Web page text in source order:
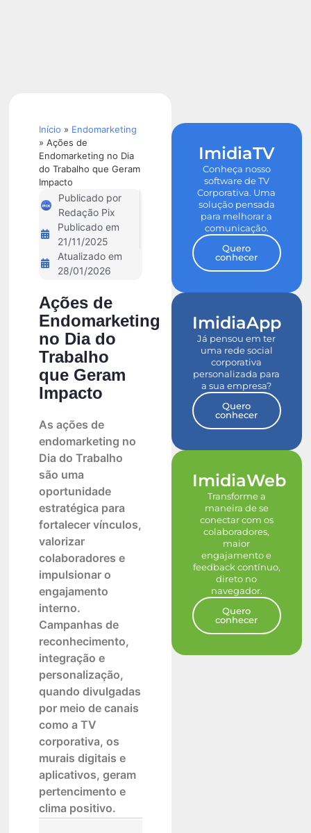
Início » Endomarketing
» Ações de
Endomarketing no Dia
do Trabalho que Geram
Impacto
Publicado por
Redação Pix
Publicado em
21/11/2025
Atualizado em
28/01/2026
Ações de
Endomarketing
no Dia do
Trabalho
que Geram
Impacto
As ações de
endomarketing no
Dia do Trabalho
são uma
oportunidade
estratégica para
fortalecer vínculos,
valorizar
colaboradores e
impulsionar o
engajamento
interno.
Campanhas de
reconhecimento,
integração e
personalização,
quando divulgadas
por meio de canais
como a TV
corporativa, os
murais digitais e
aplicativos, geram
pertencimento e
clima positivo.
ImidiaTV
Conheça nosso
software de TV
Corporativa. Uma
solução pensada
para melhorar a
comunicação.
Quero
conhecer
ImidiaApp
Já pensou em ter
uma rede social
corporativa
personalizada para
a sua empresa?
Quero
conhecer
ImidiaWeb
Transforme a
maneira de se
conectar com os
colaboradores,
maior
engajamento e
feedback contínuo,
direto no
navegador.
Quero
conhecer